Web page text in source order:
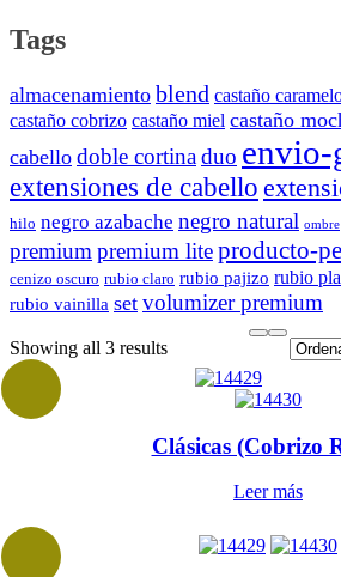
Tags
almacenamiento blend castaño
castaño cobrizo castaño miel castaño
cabello doble cortinaduo envio-
extensiones de cabello
hilo negro azabache negro natural ombre
premium premium liteproducto-
cenizo oscuro rubio claro rubio pajizo rubio
rubio vainilla set volumizer premium
Showing all 3 resultsSorted
price:
to
high
Clásicas (Cobrizo
Leer más